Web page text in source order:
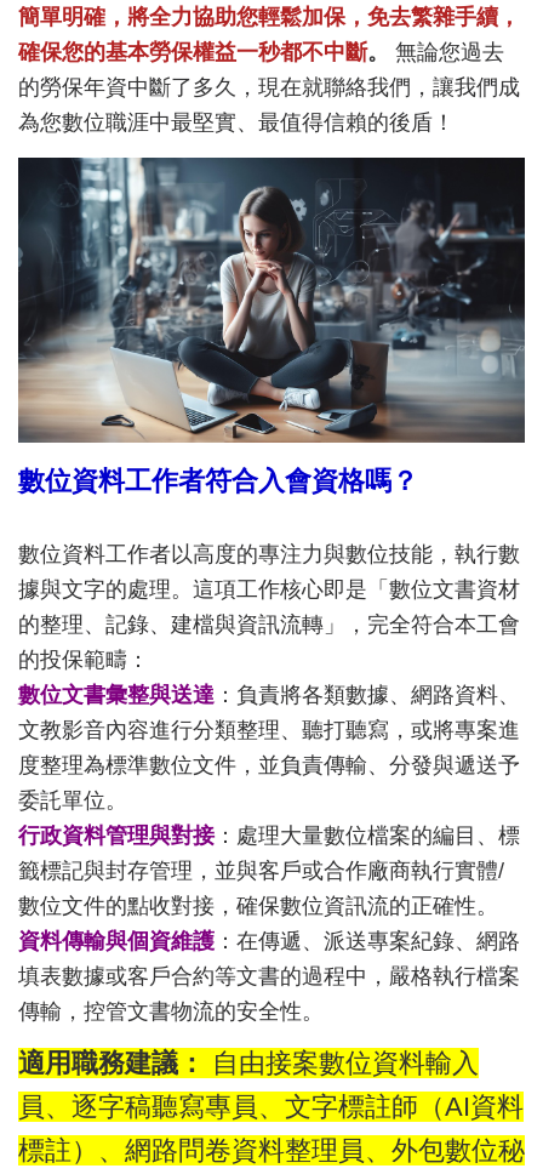
簡單明確，將全力協助您輕鬆加保，免去繁雜手續，
確保您的基本勞保權益一秒都不中斷。
無論您過去
的勞保年資中斷了多久，現在就聯絡我們，讓我們成
為您數位職涯中最堅實、最值得信賴的後盾！
數位資料工作者符合入會資格嗎？
數位資料工作者以高度的專注力與數位技能，執行數
據與文字的處理。這項工作核心即是「數位文書資材
的整理、記錄、建檔與資訊流轉」，完全符合本工會
的投保範疇：
數位文書彙整與送達 ：負責將各類數據、網路資料、
文教影音內容進行分類整理、聽打聽寫，或將專案進
度整理為標準數位文件，並負責傳輸、分發與遞送予
委託單位。
行政資料管理與對接：處理大量數位檔案的編目、標
籤標記與封存管理，並與客戶或合作廠商執行實體/
數位文件的點收對接，確保數位資訊流的正確性。
資料傳輸與個資維護 ：在傳遞、派送專案紀錄、網路
填表數據或客戶合約等文書的過程中，嚴格執行檔案
傳輸，控管文書物流的安全性。
適用職務建議：
自由接案數位資料輸入
員、逐字稿聽寫專員、文字標註師（AI資料
標註）、網路問卷資料整理員、外包數位秘